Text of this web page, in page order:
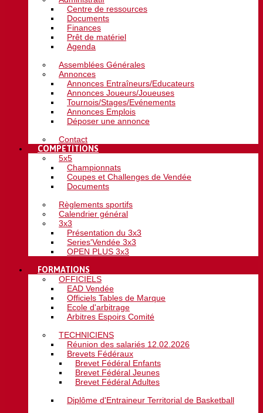
Centre de ressources
Documents
Finances
Prêt de matériel
Agenda
Assemblées Générales
Annonces
Annonces Entraîneurs/Educateurs
Annonces Joueurs/Joueuses
Tournois/Stages/Evénements
Annonces Emplois
Déposer une annonce
Contact
COMPETITIONS
5x5
Championnats
Coupes et Challenges de Vendée
Documents
Règlements sportifs
Calendrier général
3x3
Présentation du 3x3
Series'Vendée 3x3
OPEN PLUS 3x3
FORMATIONS
OFFICIELS
EAD Vendée
Officiels Tables de Marque
Ecole d'arbitrage
Arbitres Espoirs Comité
TECHNICIENS
Réunion des salariés 12.02.2026
Brevets Fédéraux
Brevet Fédéral Enfants
Brevet Fédéral Jeunes
Brevet Fédéral Adultes
Diplôme d'Entraineur Territorial de Basketball